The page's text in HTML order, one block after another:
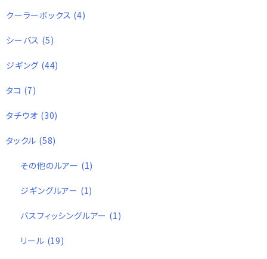
クーラーボックス (4)
シーバス (5)
ジギング (44)
タコ (7)
タチウオ (30)
タックル (58)
その他のルアー (1)
ジギングルアー (1)
バスフィッシングルアー (1)
リール (19)